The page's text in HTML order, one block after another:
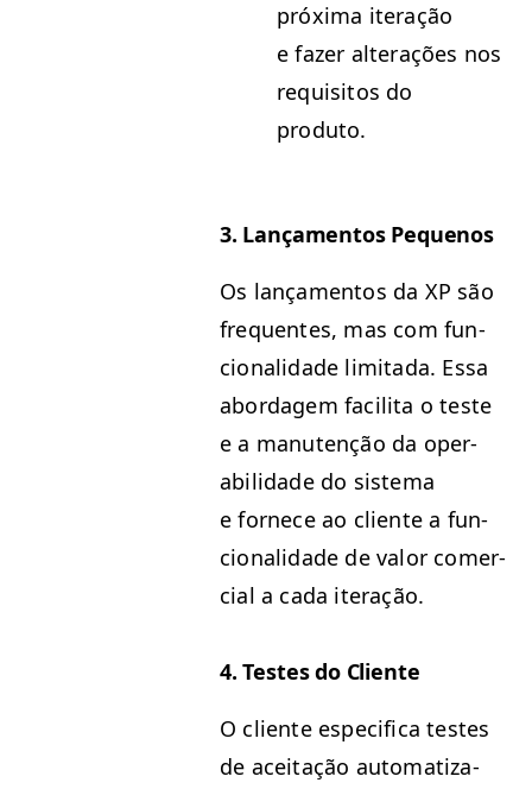
próx­i­ma iter­ação
e faz­er alter­ações nos
req­ui­si­tos do
produto.
3. Lança­men­tos Pequenos
Os lança­men­tos da XP são
fre­quentes, mas com fun­
cional­i­dade lim­i­ta­da. Essa
abor­dagem facili­ta o teste
e a manutenção da oper­
abil­i­dade do sis­tema
e fornece ao cliente a fun­
cional­i­dade de val­or com­er­
cial a cada iteração.
4. Testes do Cliente
O cliente especi­fi­ca testes
de aceitação autom­a­ti­za­